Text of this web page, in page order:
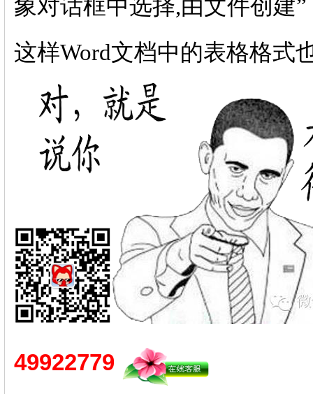
象对话框中选择,由文件创建
这样Word文档中的表格格式
49922779